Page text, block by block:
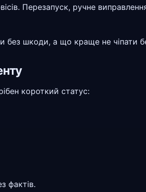
Перезапуск, ручне
без шкоди, а що краще не чіпати
короткий статус:
фактів.